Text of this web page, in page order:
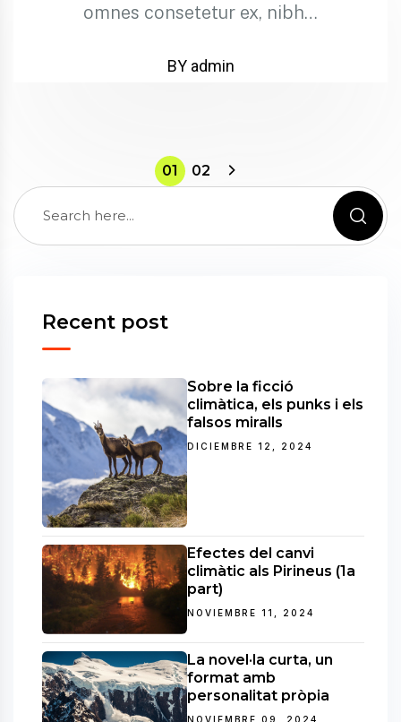
omnes consetetur ex, nibh…
BY admin
01 02
Recent post
Sobre la ficció
climàtica, els punks i els
falsos miralls
DICIEMBRE 12, 2024
Efectes del canvi
climàtic als Pirineus (1a
part)
NOVIEMBRE 11, 2024
La novel·la curta, un
format amb
personalitat pròpia
NOVIEMBRE 09, 2024